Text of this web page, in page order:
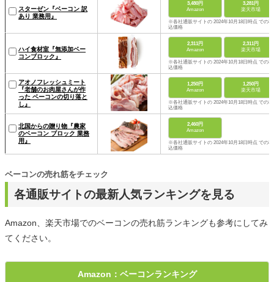
スターゼン『ベーコン 訳
あり 業務用』
3,480円
Amazon
3,281円
楽天市場
※各社通販サイトの 2024年10月18日時点 での税
込価格
ハイ食材室『無添加ベー
コンブロック』
2,311円
Amazon
2,311円
楽天市場
※各社通販サイトの 2024年10月18日時点 での税
込価格
アオノフレッシュミート
『老舗のお肉屋さんが作
った ベーコンの切り落と
し』
1,250円
Amazon
1,250円
楽天市場
※各社通販サイトの 2024年10月18日時点 での税
込価格
北国からの贈り物『農家
のベーコン ブロック 業務
用』
2,460円
Amazon
※各社通販サイトの 2024年10月18日時点 での税
込価格
各通販サイトの最新人気ランキングを見る
ベーコンの売れ筋をチェック
Amazon、楽天市場でのベーコンの売れ筋ランキングも参考にしてみ
てください。
Amazon：ベーコンランキング